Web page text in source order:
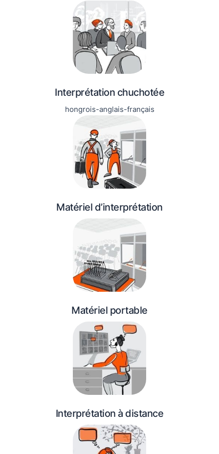
Interprétation chuchotée
hongrois-anglais-français
Matériel d’interprétation
Matériel portable
Interprétation à distance